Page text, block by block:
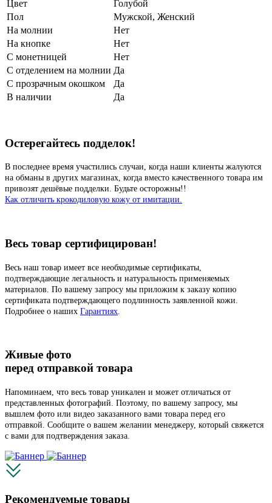
Цвет
Голубой
Пол
Мужской, Женский
На молнии
Нет
На кнопке
Нет
С монетницей
Нет
С отделением на молнии Да
С прозрачным окошком
Да
В наличии
Да
Остерегайтесь подделок!
В последнее время участились случаи, когда наши клиенты жалуются
на обманы в других магазинах, когда вместо качественного товара им
привозят дешёвые подделки. Будьте осторожны!!
Как отличить крокодиловую кожу от имитации.
Весь товар сертифицирован!
Весь наш товар имеет все необходимые сертификаты,
подтверждающие легальность и натуральность применяемых
материалов. По вашему запросу мы приложим к заказу копию
сертификата подтверждающего подлинность заявленной кожи.
Подробнее о наших Гарантиях
Живые фото
перед отправкой товара
Напоминаем, что весь товар уникален и может отличаться от
представленных фотографий. Поэтому, по вашему запросу, мы
вышлем фото или видео заказанного вами товара перед его
отправкой. Сообщите о вашем желании менеджеру, который свяжется
с вами для подтверждения заказа.
Рекомендуемые товары